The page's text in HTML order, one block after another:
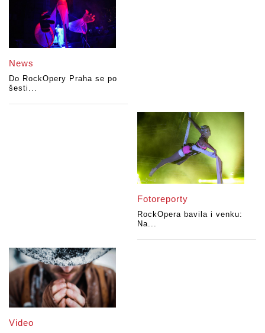
News
Do RockOpery Praha se po
šesti...
Fotoreporty
RockOpera bavila i venku:
Na...
Video